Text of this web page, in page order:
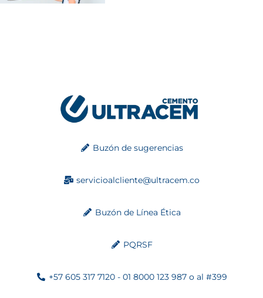
Buzón de sugerencias
servicioalcliente@ultracem.co
Buzón de Línea Ética
PQRSF
+57 605 317 7120 - 01 8000 123 987 o al #399